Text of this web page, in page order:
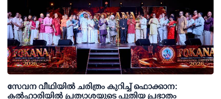
സേവന വീഥിയില്‍ ചരിത്രം കുറിച്ച് ഫൊക്കാന:
കല്‍ഹാരിയില്‍ പ്രത്യാശയുടെ പുതിയ പ്രഭാതം